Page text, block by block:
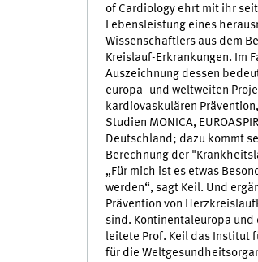
of Cardiology ehrt mit ihr
Lebensleistung eines
Wissenschaftlers aus dem
Kreislauf-Erkrankungen. Im
Auszeichnung dessen
europa- und weltweiten
kardiovaskulären
Studien MONICA,
Deutschland; dazu kommt
Berechnung der
„Für mich ist es etwas
werden“, sagt Keil. Und
Prävention von
sind. Kontinentaleuropa
leitete Prof. Keil das Institut
für die